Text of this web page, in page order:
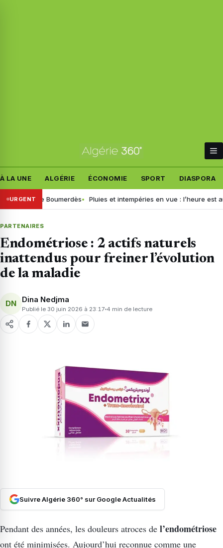
À LA UNE ALGÉRIE ÉCONOMIE SPORT DIASPORA
URGENT
Boumerdès Pluies et intempéries en vue : l’heure est au grand
PARTENAIRES
Endométriose : 2 actifs naturels
inattendus pour freiner l’évolution
de la maladie
DN Dina Nedjma
Publié le 30 juin 2026 à 23:17 4 min de lecture
Suivre Algérie 360° sur Google Actualités
Pendant des années, les douleurs atroces de l’endométriose
ont été minimisées. Aujourd’hui reconnue comme une